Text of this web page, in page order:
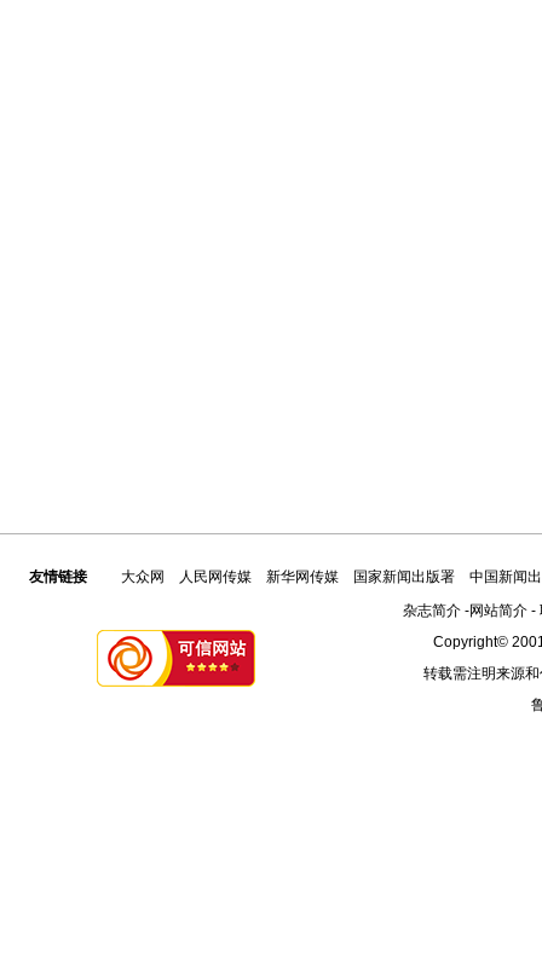
友情链接 大众网 人民网传媒 新华网传媒 国家新闻出版署
中国新闻
杂志简介-网站简介-
Copyright©
转载需注明来源